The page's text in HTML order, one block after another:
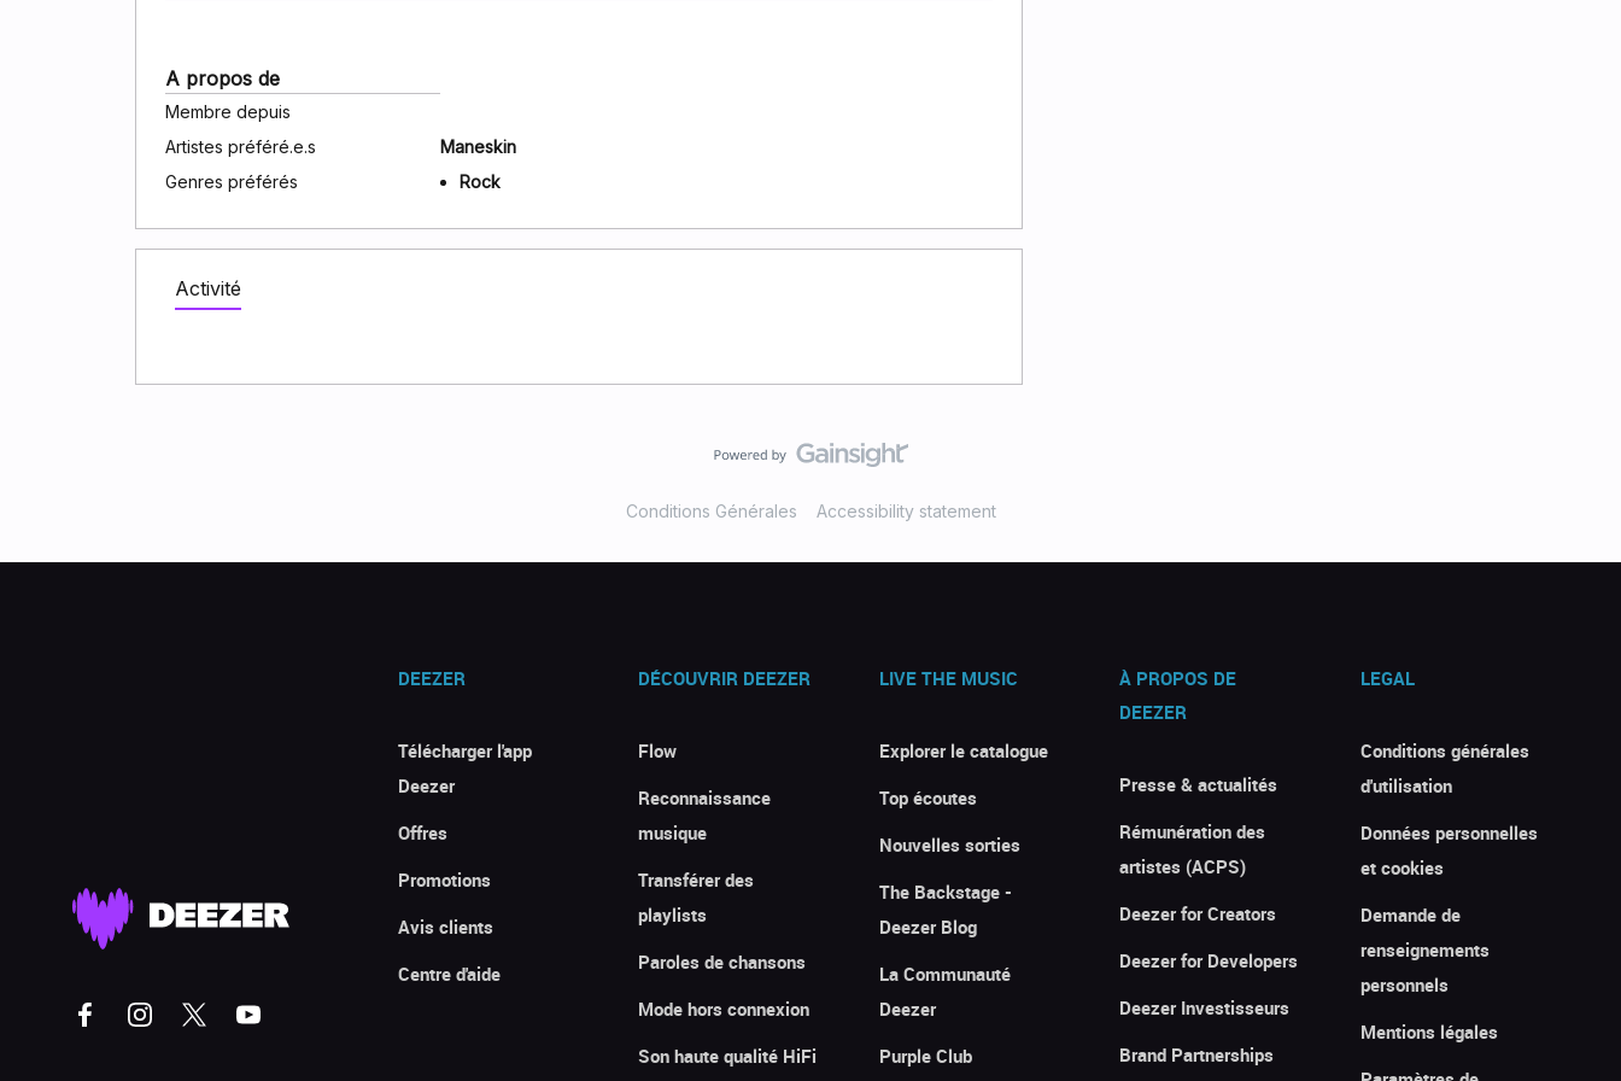
A propos de
Membre depuis
Artistes préféré.e.s
Maneskin
Genres préférés
Rock
Activité
Conditions Générales Accessibility statement
DEEZER
Télécharger l'app
Deezer
Offres
Promotions
Avis clients
Centre d'aide
DÉCOUVRIR DEEZER
Flow
Reconnaissance
musique
Transférer des
playlists
Paroles de chansons
Mode hors connexion
Son haute qualité HiFi
LIVE THE MUSIC
Explorer le catalogue
Top écoutes
Nouvelles sorties
The Backstage -
Deezer Blog
La Communauté
Deezer
Purple Club
À PROPOS DE
DEEZER
Presse & actualités
Rémunération des
artistes (ACPS)
Deezer for Creators
Deezer for Developers
Deezer Investisseurs
Brand Partnerships
LEGAL
Conditions générales
d'utilisation
Données personnelles
et cookies
Demande de
renseignements
personnels
Mentions légales